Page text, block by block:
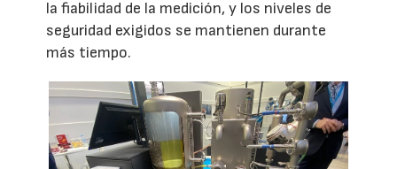
la fiabilidad de la medición, y los niveles de
seguridad exigidos se mantienen durante
más tiempo.